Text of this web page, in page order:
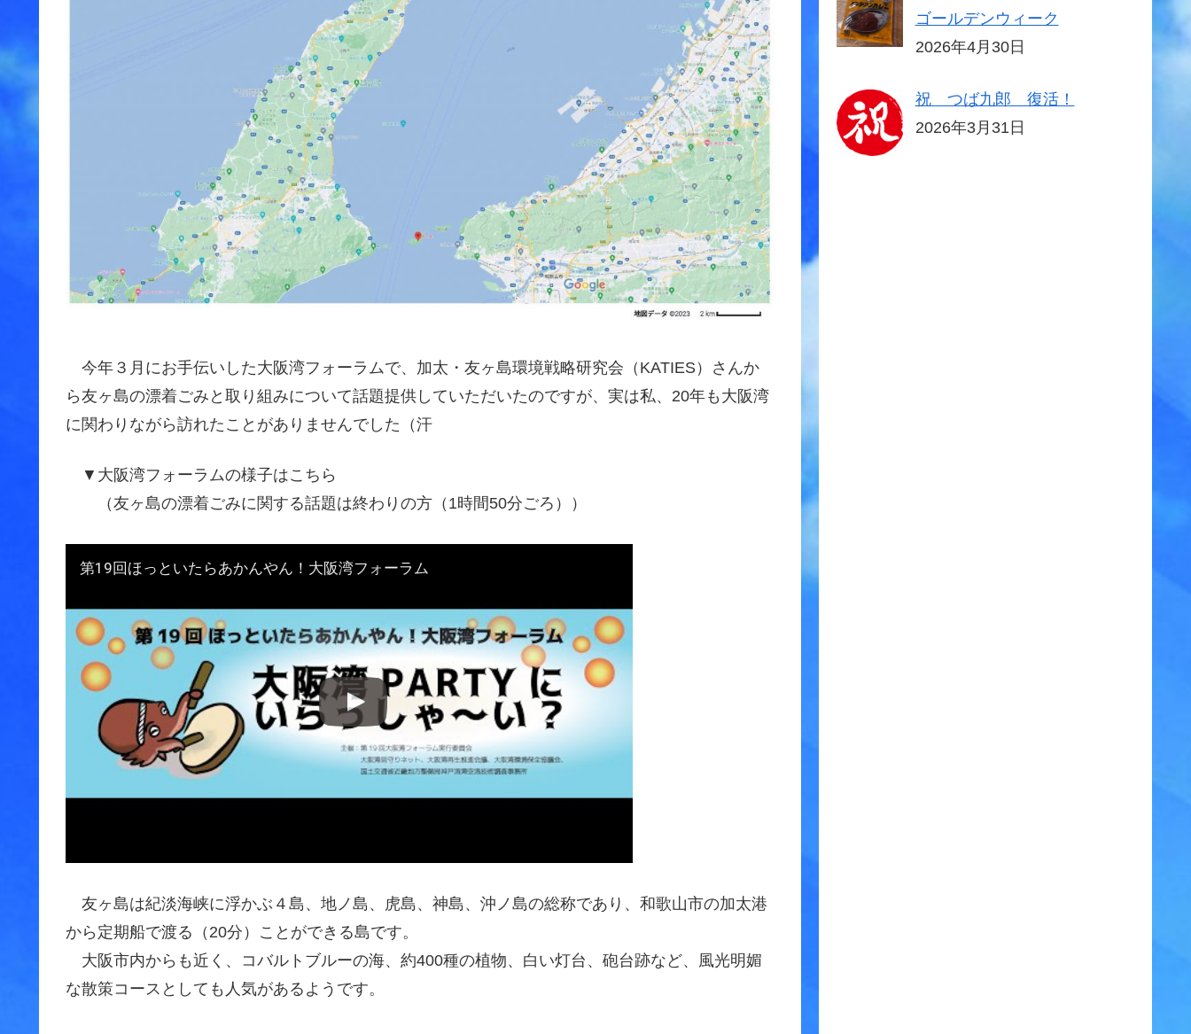
今年３月にお手伝いした大阪湾フォーラムで、加太・友ヶ島環境戦略研究会（KATIES）さんか
ら友ヶ島の漂着ごみと取り組みについて話題提供していただいたのですが、実は私、20年も大阪湾
に関わりながら訪れたことがありませんでした（汗
▼大阪湾フォーラムの様子はこちら
（友ヶ島の漂着ごみに関する話題は終わりの方（1時間50分ごろ））
第19回ほっといたらあかんやん！大阪湾フォーラム
友ヶ島は紀淡海峡に浮かぶ４島、地ノ島、虎島、神島、沖ノ島の総称であり、和歌山市の加太港
から定期船で渡る（20分）ことができる島です。
大阪市内からも近く、コバルトブルーの海、約400種の植物、白い灯台、砲台跡など、風光明媚
な散策コースとしても人気があるようです。
ゴールデンウィーク
2026年4月30日
祝 つば九郎 復活！
2026年3月31日